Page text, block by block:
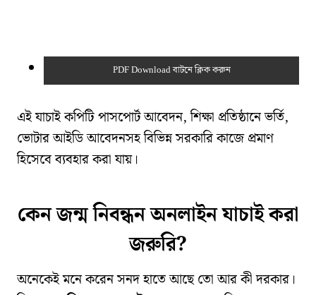
PDF Download বাটনে ক্লিক করুন
এই যাচাই কপিটি পাসপোর্ট আবেদন, শিক্ষা প্রতিষ্ঠানে ভর্তি,
ভোটার আইডি আবেদনসহ বিভিন্ন সরকারি কাজে প্রমাণ
হিসেবে ব্যবহার করা যায়।
কেন জন্ম নিবন্ধন অনলাইন যাচাই করা
জরুরি?
অনেকেই মনে করেন সনদ হাতে আছে তো আর কী দরকার।